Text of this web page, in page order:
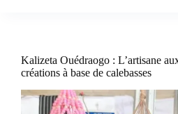
Kalizeta Ouédraogo : L’artisane
créations à base de calebasses